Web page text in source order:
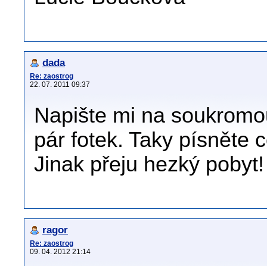
dada
Re: zaostrog
22. 07. 2011 09:37
Napište mi na
pár fotek. Taky písněte
Jinak přeju hezký pobyt!
ragor
Re: zaostrog
09. 04. 2012 21:14